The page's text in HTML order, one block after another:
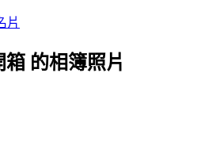
片
的相簿照片